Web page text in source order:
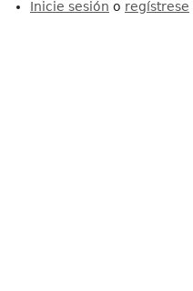
Inicie sesión o regístrese